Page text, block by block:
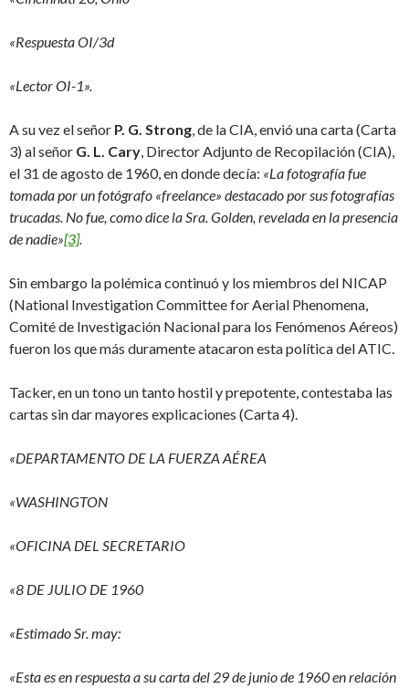
«Respuesta OI/3d
«Lector OI-1».
A su vez el señor P. G. Strong, de la CIA, envió una carta (Carta
3) al señor G. L. Cary, Director Adjunto de Recopilación (CIA),
el 31 de agosto de 1960, en donde decía: «La fotografía fue
tomada por un fotógrafo «freelance» destacado por sus fotografías
trucadas. No fue, como dice la Sra. Golden, revelada en la presencia
de nadie»[3].
Sin embargo la polémica continuó y los miembros del NICAP
(National Investigation Committee for Aerial Phenomena,
Comité de Investigación Nacional para los Fenómenos Aéreos)
fueron los que más duramente atacaron esta política del ATIC.
Tacker, en un tono un tanto hostil y prepotente, contestaba las
cartas sin dar mayores explicaciones (Carta 4).
«DEPARTAMENTO DE LA FUERZA AÉREA
«WASHINGTON
«OFICINA DEL SECRETARIO
«8 DE JULIO DE 1960
«Estimado Sr. may:
«Esta es en respuesta a su carta del 29 de junio de 1960 en relación